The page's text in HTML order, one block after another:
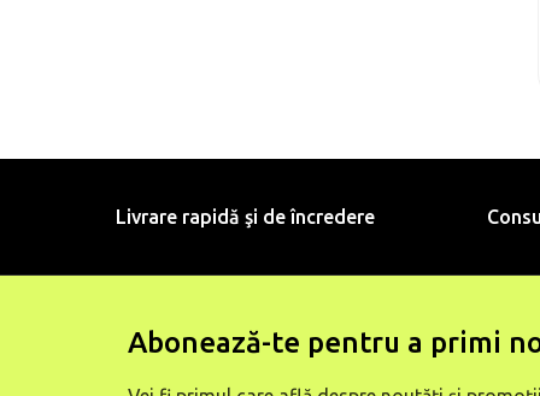
Livrare rapidă şi de încredere
Abonează-te pentru a primi